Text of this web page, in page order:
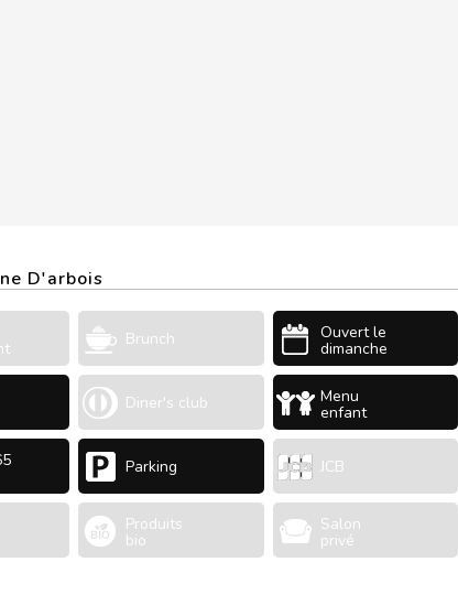
D'arbois
Brunch Ouvert le
dimanche
Diner's club Menu
enfant
Parking JCB
Produits
bio
Salon
privé